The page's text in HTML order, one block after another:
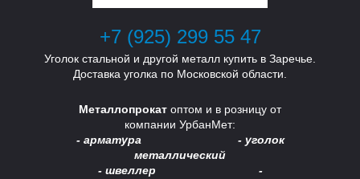
+7 (925) 299 55 47
Уголок стальной и другой металл купить в Заречье.
Доставка уголка по Московской области.
Металлопрокат оптом и в розницу от
компании УрбанМет:
- арматура - уголок
металлический
- швеллер -